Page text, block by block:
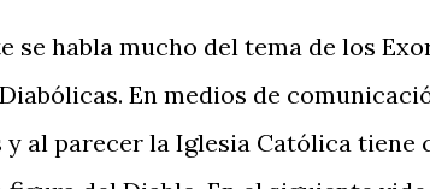
se habla mucho del tema de los
En medios de
y al parecer la Iglesia Católica tiene